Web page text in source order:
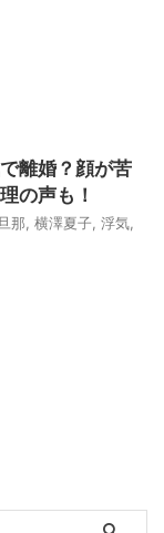
離婚？顔が苦
の声も！
旦那 横澤夏子 浮気